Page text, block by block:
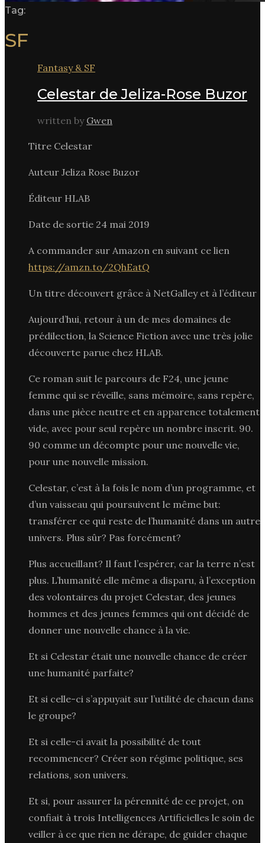
Tag:
SF
Fantasy & SF
Celestar de Jeliza-Rose Buzor
written by Gwen
Titre Celestar
Auteur Jeliza Rose Buzor
Éditeur HLAB
Date de sortie 24 mai 2019
A commander sur Amazon en suivant ce lien
https://amzn.to/2QhEatQ
Un titre découvert grâce à NetGalley et à l’éditeur
Aujourd’hui, retour à un de mes domaines de
prédilection, la Science Fiction avec une très jolie
découverte parue chez HLAB.
Ce roman suit le parcours de F24, une jeune
femme qui se réveille, sans mémoire, sans repère,
dans une pièce neutre et en apparence totalement
vide, avec pour seul repère un nombre inscrit. 90.
90 comme un décompte pour une nouvelle vie,
pour une nouvelle mission.
Celestar, c’est à la fois le nom d’un programme, et
d’un vaisseau qui poursuivent le même but:
transférer ce qui reste de l’humanité dans un autre
univers. Plus sûr? Pas forcément?
Plus accueillant? Il faut l’espérer, car la terre n’est
plus. L’humanité elle même a disparu, à l’exception
des volontaires du projet Celestar, des jeunes
hommes et des jeunes femmes qui ont décidé de
donner une nouvelle chance à la vie.
Et si Celestar était une nouvelle chance de créer
une humanité parfaite?
Et si celle-ci s’appuyait sur l’utilité de chacun dans
le groupe?
Et si celle-ci avait la possibilité de tout
recommencer? Créer son régime politique, ses
relations, son univers.
Et si, pour assurer la pérennité de ce projet, on
confiait à trois Intelligences Artificielles le soin de
veiller à ce que rien ne dérape, de guider chaque